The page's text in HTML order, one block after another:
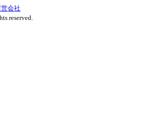
会社
reserved.